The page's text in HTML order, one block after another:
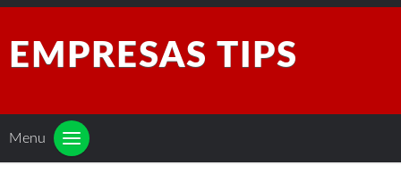
EMPRESAS TIPS
Menu